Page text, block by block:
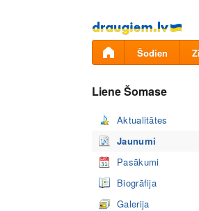
Pāriet
uz
saturu
Šodien
Liene Šomase
Aktualitātes
Jaunumi
Pasākumi
Biogrāfija
Galerija